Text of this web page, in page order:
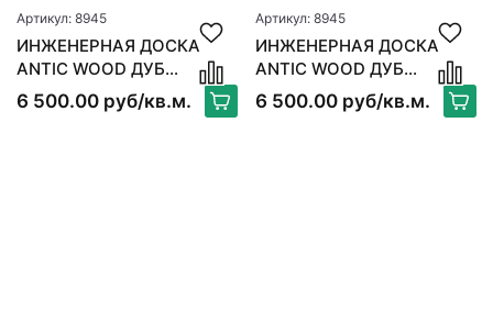
Артикул: 8945
ИНЖЕНЕРНАЯ ДОСКА
ANTIC WOOD ДУБ
ОРИГАМИ
6 500.00 руб/кв.м.
Артикул: 8945
ИНЖЕНЕРНАЯ ДОСКА
ANTIC WOOD ДУБ
ОРИГАМИ
6 500.00 руб/кв.м.